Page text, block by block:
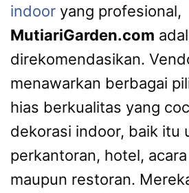
indoor yang profesional,
MutiariGarden.com
direkomendasikan.
menawarkan berbagai
hias berkualitas yang
dekorasi indoor, baik itu
perkantoran, hotel,
maupun restoran.